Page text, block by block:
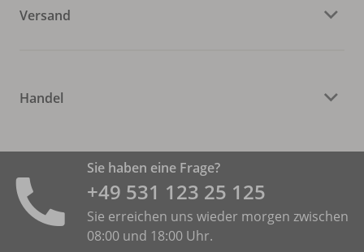
Versand
Handel
Sie haben eine Frage?
+49 531 ­123 25 125
Sie erreichen uns wieder morgen zwischen
08:00 und 18:00 Uhr.